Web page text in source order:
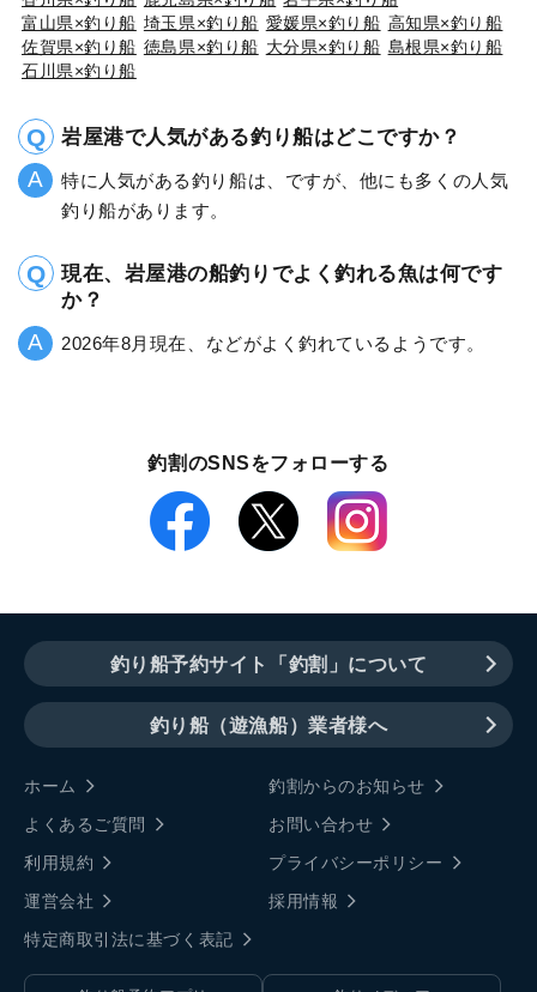
富山県×釣り船 埼玉県×釣り船 愛媛県×釣り船 高知県×釣り船
佐賀県×釣り船 徳島県×釣り船 大分県×釣り船 島根県×釣り船
石川県×釣り船
岩屋港で人気がある釣り船はどこですか？
特に人気がある釣り船は、ですが、他にも多くの人気
釣り船があります。
現在、岩屋港の船釣りでよく釣れる魚は何です
か？
2026年8月現在、などがよく釣れているようです。
釣割のSNSをフォローする
釣り船予約サイト「釣割」について
釣り船（遊漁船）業者様へ
ホーム
釣割からのお知らせ
よくあるご質問
お問い合わせ
利用規約
プライバシーポリシー
運営会社
採用情報
特定商取引法に基づく表記